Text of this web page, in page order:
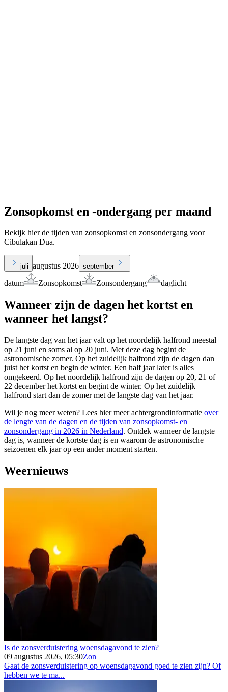
Zonsopkomst en -ondergang per maand
Bekijk hier de tijden van zonsopkomst en zonsondergang voor
Cibulakan Dua.
juli augustus 2026 september
datum Zonsopkomst Zonsondergang daglicht
Wanneer zijn de dagen het kortst en
wanneer het langst?
De langste dag van het jaar valt op het noordelijk halfrond meestal
op 21 juni en soms al op 20 juni. Met deze dag begint de
astronomische zomer. Op het zuidelijk halfrond zijn de dagen dan
juist het kortst en begin de winter. Een half jaar later is alles
omgekeerd. Op het noordelijk halfrond zijn de dagen op 20, 21 of
22 december het kortst en begint de winter. Op het zuidelijk
halfrond start dan de zomer met de langste dag van het jaar.
Wil je nog meer weten? Lees hier meer achtergrondinformatie over
de lengte van de dagen en de tijden van zonsopkomst- en
zonsondergang in 2026 in Nederland. Ontdek wanneer de langste
dag is, wanneer de kortste dag is en waarom de astronomische
seizoenen elk jaar op een ander moment starten.
Weernieuws
Is de zonsverduistering woensdagavond te zien?
09 augustus 2026, 05:30Zon
Gaat de zonsverduistering op woensdagavond goed te zien zijn? Of
hebben we te ma...